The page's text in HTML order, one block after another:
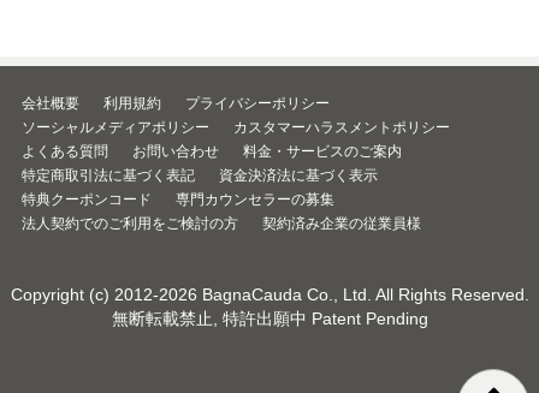
会社概要 利用規約
プライバシーポリシー
ソーシャルメディアポリシー
カスタマーハラスメントポリシー
よくある質問
お問い合わせ
料金・サービスのご案内
特定商取引法に基づく表記
資金決済法に基づく表示
特典クーポンコード
専門カウンセラーの募集
法人契約でのご利用をご検討の方
契約済み企業の従業員様
Copyright (c) 2012-2026 BagnaCauda Co., Ltd. All Rights Reserved.
無断転載禁止, 特許出願中 Patent Pending